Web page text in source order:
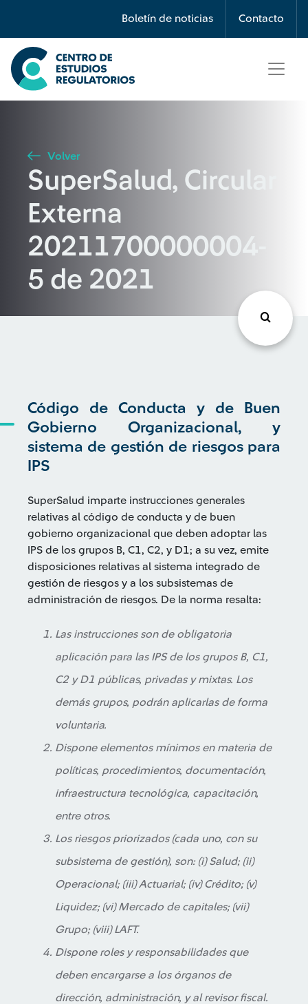
Boletín de noticias Contacto
Búsqueda
Seleccione país
Buscar
Volver
SuperSalud, Circular
Externa
20211700000004-
5 de 2021
Código de Conducta y de Buen
Gobierno Organizacional, y
sistema de gestión de riesgos para
IPS
SuperSalud imparte instrucciones generales
relativas al código de conducta y de buen
gobierno organizacional que deben adoptar las
IPS de los grupos B, C1, C2, y D1; a su vez, emite
disposiciones relativas al sistema integrado de
gestión de riesgos y a los subsistemas de
administración de riesgos. De la norma resalta:
Las instrucciones son de obligatoria
aplicación para las IPS de los grupos B, C1,
C2 y D1 públicas, privadas y mixtas. Los
demás grupos, podrán aplicarlas de forma
voluntaria.
Dispone elementos mínimos en materia de
políticas, procedimientos, documentación,
infraestructura tecnológica, capacitación,
entre otros.
Los riesgos priorizados (cada uno, con su
subsistema de gestión), son: (i) Salud; (ii)
Operacional; (iii) Actuarial; (iv) Crédito; (v)
Liquidez; (vi) Mercado de capitales; (vii)
Grupo; (viii) LAFT.
Dispone roles y responsabilidades que
deben encargarse a los órganos de
dirección, administración, y al revisor fiscal.